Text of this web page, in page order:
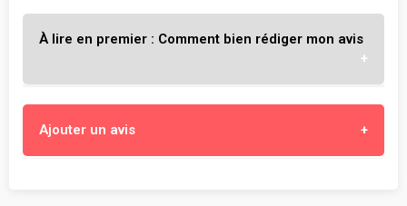
À lire en premier : Comment bien rédiger mon avis
correspond vraiment, en partageant ton expérience
objective et constructive au sein de ton école.
Ajouter un avis